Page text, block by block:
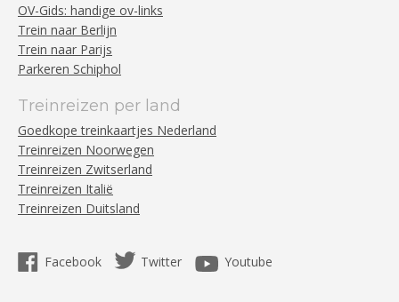
OV-Gids: handige ov-links
Trein naar Berlijn
Trein naar Parijs
Parkeren Schiphol
Treinreizen per land
Goedkope treinkaartjes Nederland
Treinreizen Noorwegen
Treinreizen Zwitserland
Treinreizen Italië
Treinreizen Duitsland
Facebook Twitter Youtube